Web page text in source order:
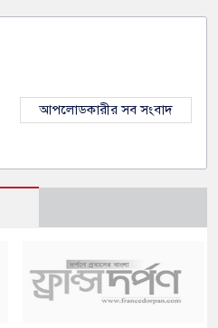
আপলোডকারীর সব সংবাদ